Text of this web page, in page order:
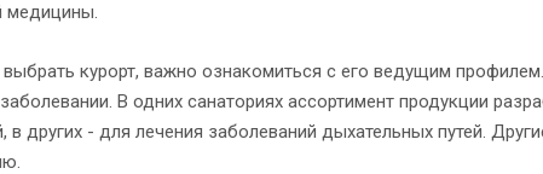
медицины.
курорт, важно ознакомиться с его ведущим
В одних санаториях ассортимент продукции
в других - для лечения заболеваний дыхательных путей.